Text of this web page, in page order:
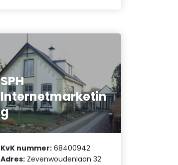
SPH
Internetmarketin
g
KvK nummer: 68400942
Adres: Zevenwoudenlaan 32